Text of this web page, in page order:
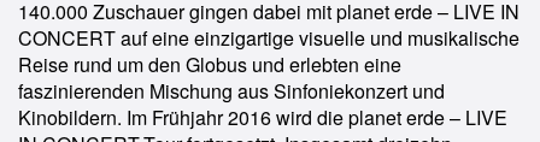
140.000 Zuschauer gingen dabei mit planet erde – LIVE IN
CONCERT auf eine einzigartige visuelle und musikalische
Reise rund um den Globus und erlebten eine
faszinierenden Mischung aus Sinfoniekonzert und
Kinobildern. Im Frühjahr 2016 wird die planet erde – LIVE